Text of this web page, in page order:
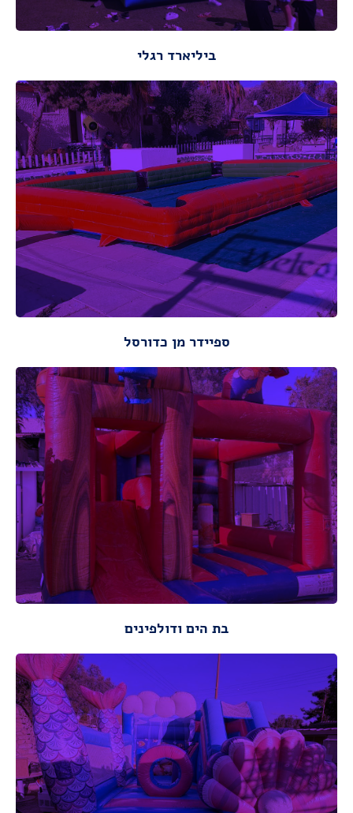
ביליארד רגלי
מידות ונתונים
מידות ונתונים
מידות : אורך : 6.00 מ ,רוחב: 4.00 מ,
מתאים לגילאי: 2-12
ספיידר מן כדורסל
מידות ונתונים
מידות ונתונים
מידות : אורך : 8.00 מ ,רוחב: 10.00 מ,
מתאים לגילאי: 2-14
בת הים ודולפינים
מידות ונתונים
מידות : אורך : 8.00 מ ,רוחב: 10.00 מ,
מתאים לגילאי: 2-16